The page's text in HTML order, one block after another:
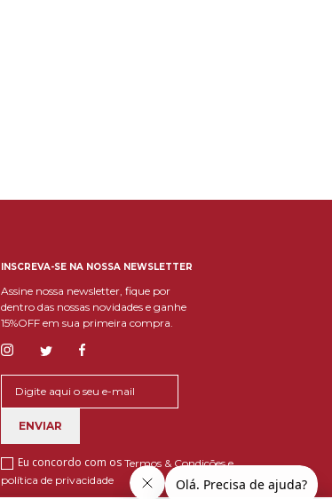
INSCREVA-SE NA NOSSA NEWSLETTER
Assine nossa newsletter, fique por
dentro das nossas novidades e ganhe
15%OFF em sua primeira compra.
Eu concordo com os Termos & Condições e
política de privacidade